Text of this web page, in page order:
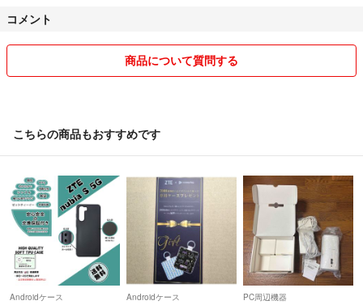
ります。
#スマホカバー #液晶ガラス #液晶保護 #Android #アンドロイド #格安SI
M #送料無料 #送料込 #Temperedglass #ZTNS5G #ヨロシクマン #Ymobil
279円＋299円＝合計578円 になります。
(例② ケース＋フィルム)
2個セット価格 ⇒698円の品1個(ケース)と
※☆※☆ご注意下さい☆※☆※
ガラスフィルムは全てサイズを記載しておりますのでご確認頂きご納得
のうえでご購入頂きますよう宜しくお願い致します。
───商品名について───
末尾のアルファベット(管理番号)のみ異なる商品は全て同一の商品で
コメント
商品について質問する
こちらの商品もおすすめです
Androidケース Androidケース PC周辺機器